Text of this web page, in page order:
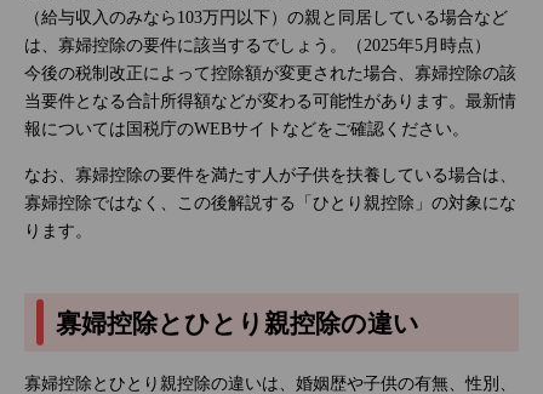
（給与収入のみなら103万円以下）の親と同居している場合など
は、寡婦控除の要件に該当するでしょう。（2025年5月時点）
今後の税制改正によって控除額が変更された場合、寡婦控除の該
当要件となる合計所得額などが変わる可能性があります。最新情
報については国税庁のWEBサイトなどをご確認ください。
なお、寡婦控除の要件を満たす人が子供を扶養している場合は、
寡婦控除ではなく、この後解説する「ひとり親控除」の対象にな
ります。
寡婦控除とひとり親控除の違い
寡婦控除とひとり親控除の違いは、婚姻歴や子供の有無、性別、